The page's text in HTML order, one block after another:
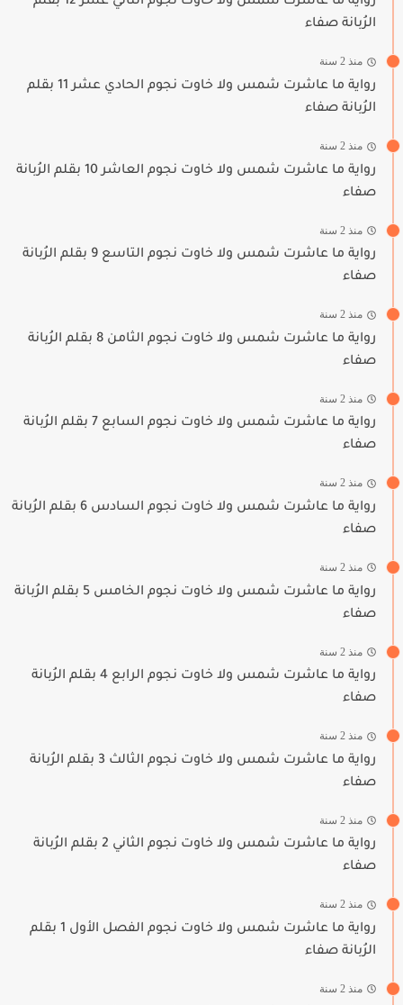
الرُبانة صفاء
منذ 2 سنة
رواية ما عاشرت شمس ولا خاوت نجوم الحادي عشر 11 بقلم
الرُبانة صفاء
منذ 2 سنة
رواية ما عاشرت شمس ولا خاوت نجوم العاشر 10 بقلم الرُبانة
صفاء
منذ 2 سنة
رواية ما عاشرت شمس ولا خاوت نجوم التاسع 9 بقلم الرُبانة
صفاء
منذ 2 سنة
رواية ما عاشرت شمس ولا خاوت نجوم الثامن 8 بقلم الرُبانة
صفاء
منذ 2 سنة
رواية ما عاشرت شمس ولا خاوت نجوم السابع 7 بقلم الرُبانة
صفاء
منذ 2 سنة
رواية ما عاشرت شمس ولا خاوت نجوم السادس 6 بقلم الرُبانة
صفاء
منذ 2 سنة
رواية ما عاشرت شمس ولا خاوت نجوم الخامس 5 بقلم الرُبانة
صفاء
منذ 2 سنة
رواية ما عاشرت شمس ولا خاوت نجوم الرابع 4 بقلم الرُبانة
صفاء
منذ 2 سنة
رواية ما عاشرت شمس ولا خاوت نجوم الثالث 3 بقلم الرُبانة
صفاء
منذ 2 سنة
رواية ما عاشرت شمس ولا خاوت نجوم الثاني 2 بقلم الرُبانة
صفاء
منذ 2 سنة
رواية ما عاشرت شمس ولا خاوت نجوم الفصل الأول 1 بقلم
الرُبانة صفاء
منذ 2 سنة